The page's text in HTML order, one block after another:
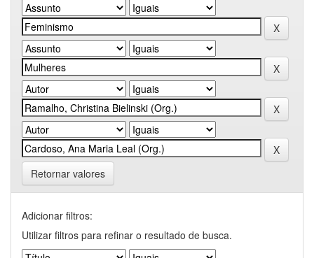
Retornar valores
Adicionar filtros:
Utilizar filtros para refinar o resultado de busca.